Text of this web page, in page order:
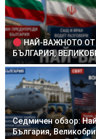
НАЙ-ВАЖНОТО
БЪЛГАРИЯ,
Седмичен обзор:
България,